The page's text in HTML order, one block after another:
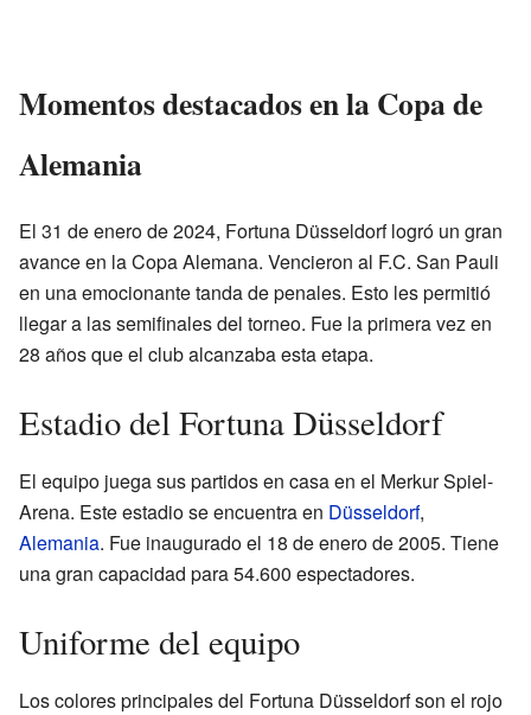
Momentos destacados en la Copa de
Alemania
El 31 de enero de 2024, Fortuna Düsseldorf logró un gran
avance en la Copa Alemana. Vencieron al F.C. San Pauli
en una emocionante tanda de penales. Esto les permitió
llegar a las semifinales del torneo. Fue la primera vez en
28 años que el club alcanzaba esta etapa.
Estadio del Fortuna Düsseldorf
El equipo juega sus partidos en casa en el Merkur Spiel-
Arena. Este estadio se encuentra en Düsseldorf,
Alemania. Fue inaugurado el 18 de enero de 2005. Tiene
una gran capacidad para 54.600 espectadores.
Uniforme del equipo
Los colores principales del Fortuna Düsseldorf son el rojo